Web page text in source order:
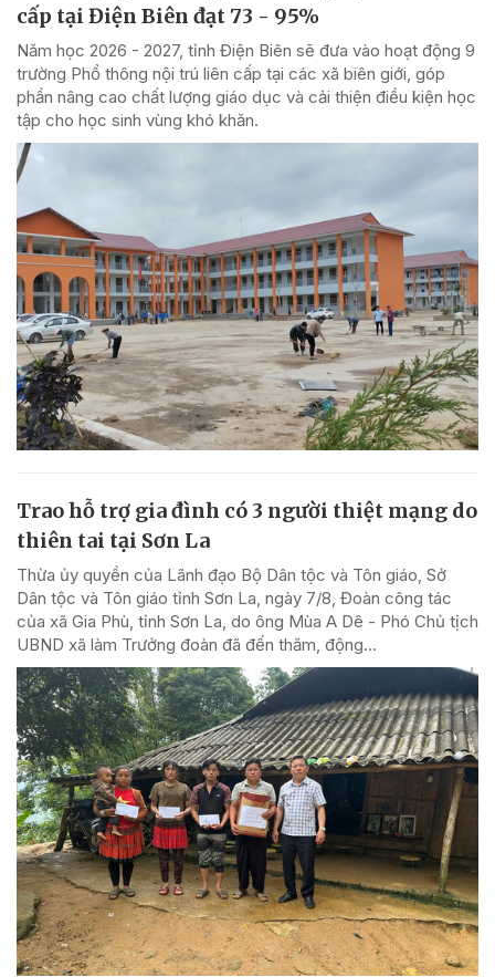
cấp tại Điện Biên đạt 73 - 95%
Năm học 2026 - 2027, tỉnh Điện Biên sẽ đưa vào hoạt động 9
trường Phổ thông nội trú liên cấp tại các xã biên giới, góp
phần nâng cao chất lượng giáo dục và cải thiện điều kiện học
tập cho học sinh vùng khó khăn.
Trao hỗ trợ gia đình có 3 người thiệt mạng do
thiên tai tại Sơn La
Thừa ủy quyền của Lãnh đạo Bộ Dân tộc và Tôn giáo, Sở
Dân tộc và Tôn giáo tỉnh Sơn La, ngày 7/8, Đoàn công tác
của xã Gia Phù, tỉnh Sơn La, do ông Mùa A Dê - Phó Chủ tịch
UBND xã làm Trưởng đoàn đã đến thăm, động...